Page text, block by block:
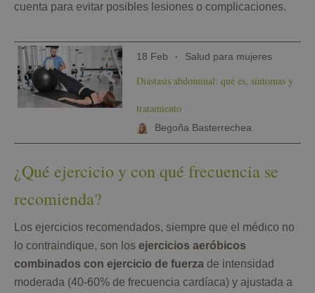
cuenta para evitar posibles lesiones o complicaciones.
18 Feb Salud para mujeres
Diástasis abdominal: qué es, síntomas y
tratamiento
Begoña Basterrechea
¿Qué ejercicio y con qué frecuencia se
recomienda?
Los ejercicios recomendados, siempre que el médico no
lo contraindique, son los ejercicios aeróbicos
combinados con ejercicio de fuerza de intensidad
moderada (40-60% de frecuencia cardíaca) y ajustada a